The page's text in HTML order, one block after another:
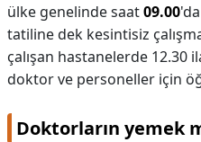
ülke genelinde saat09.00
tatiline dek kesintisiz
çalışan hastanelerde 12.30
doktor ve personeller için
Doktorların yemek